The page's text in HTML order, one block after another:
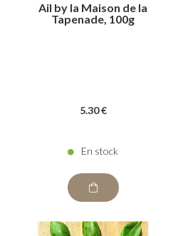
Ail by la Maison de la
Tapenade, 100g
5.30 €
En stock